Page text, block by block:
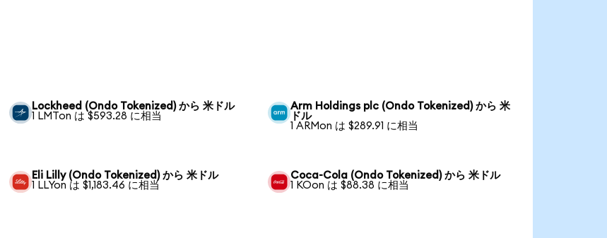
Lockheed (Ondo Tokenized) から 米ドル
1 LMTon は $593.28 に相当
Arm Holdings plc (Ondo Tokenized) から 米
ドル
1 ARMon は $289.91 に相当
Eli Lilly (Ondo Tokenized) から 米ドル
1 LLYon は $1,183.46 に相当
Coca-Cola (Ondo Tokenized) から 米ドル
1 KOon は $88.38 に相当